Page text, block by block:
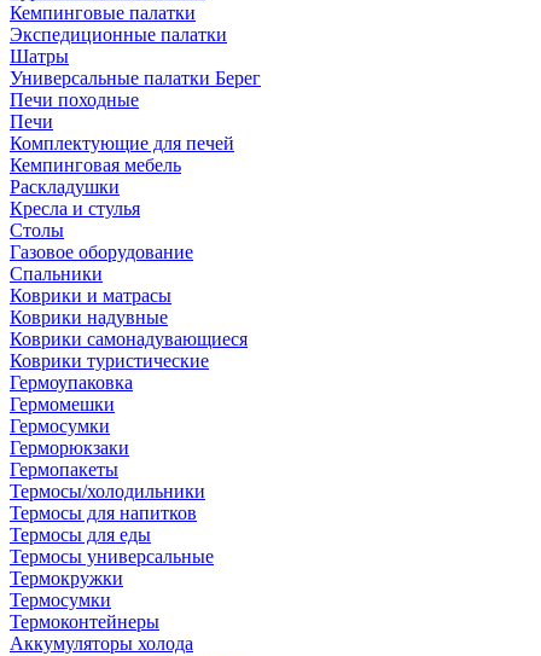
Кемпинговые палатки
Экспедиционные палатки
Шатры
Универсальные палатки Берег
Печи походные
Печи
Комплектующие для печей
Кемпинговая мебель
Раскладушки
Кресла и стулья
Столы
Газовое оборудование
Спальники
Коврики и матрасы
Коврики надувные
Коврики самонадувающиеся
Коврики туристические
Гермоупаковка
Гермомешки
Гермосумки
Герморюкзаки
Гермопакеты
Термосы/холодильники
Термосы для напитков
Термосы для еды
Термосы универсальные
Термокружки
Термосумки
Термоконтейнеры
Аккумуляторы холода